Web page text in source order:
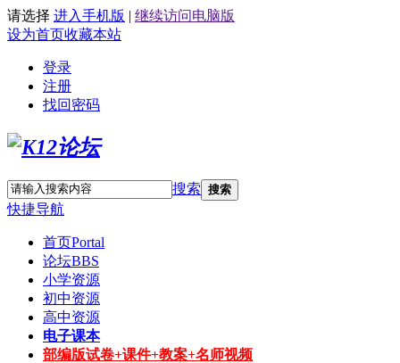
请选择 进入手机版 | 继续访问电脑版
设为首页收藏本站
登录
注册
找回密码
搜索 搜索
快捷导航
首页Portal
论坛BBS
小学资源
初中资源
高中资源
电子课本
部编版试卷+课件+教案+名师视频